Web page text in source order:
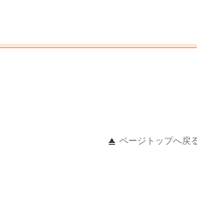
ページトップへ戻